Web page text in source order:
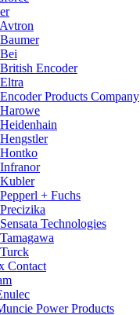
Encoder
Products Company
+ Fuchs
Technologies
Contact
Power Products